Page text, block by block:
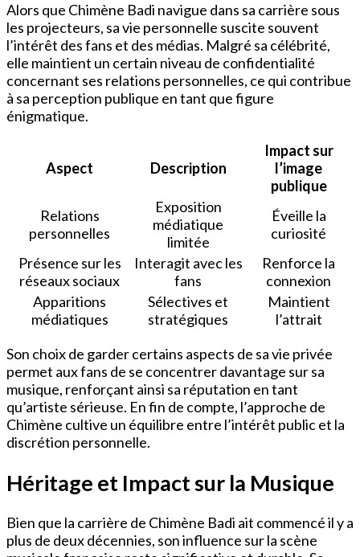
Alors que Chimène Badi navigue dans sa carrière sous
les projecteurs, sa vie personnelle suscite souvent
l’intérêt des fans et des médias. Malgré sa célébrité,
elle maintient un certain niveau de confidentialité
concernant ses relations personnelles, ce qui contribue
à sa perception publique en tant que figure
énigmatique.
Aspect Description
Impact sur
l’image
publique
Relations
personnelles
Exposition
médiatique
limitée
Éveille la
curiosité
Présence sur les
réseaux sociaux
Interagit avec les
fans
Renforce la
connexion
Apparitions
médiatiques
Sélectives et
stratégiques
Maintient
l’attrait
Son choix de garder certains aspects de sa vie privée
permet aux fans de se concentrer davantage sur sa
musique, renforçant ainsi sa réputation en tant
qu’artiste sérieuse. En fin de compte, l’approche de
Chimène cultive un équilibre entre l’intérêt public et la
discrétion personnelle.
Héritage et Impact sur la Musique
Bien que la carrière de Chimène Badi ait commencé il y a
plus de deux décennies, son influence sur la scène